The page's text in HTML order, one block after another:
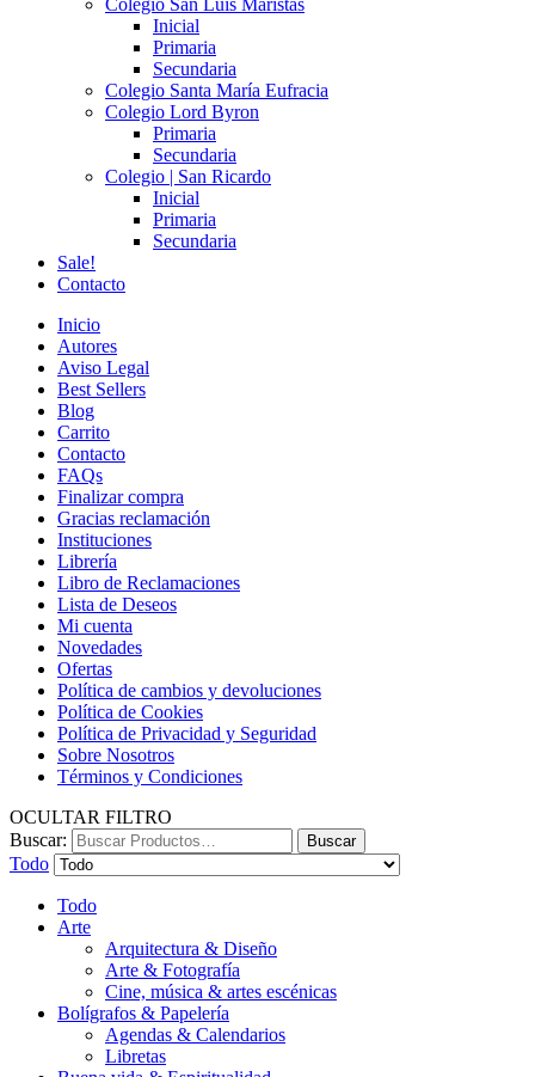
Colegio San Luis Maristas
Inicial
Primaria
Secundaria
Colegio Santa María Eufracia
Colegio Lord Byron
Primaria
Secundaria
Colegio | San Ricardo
Inicial
Primaria
Secundaria
Sale!
Contacto
Inicio
Autores
Aviso Legal
Best Sellers
Blog
Carrito
Contacto
FAQs
Finalizar compra
Gracias reclamación
Instituciones
Librería
Libro de Reclamaciones
Lista de Deseos
Mi cuenta
Novedades
Ofertas
Política de cambios y devoluciones
Política de Cookies
Política de Privacidad y Seguridad
Sobre Nosotros
Términos y Condiciones
OCULTAR FILTRO
Buscar:
Buscar
Todo
Todo
Arte
Arquitectura & Diseño
Arte & Fotografía
Cine, música & artes escénicas
Bolígrafos & Papelería
Agendas & Calendarios
Libretas